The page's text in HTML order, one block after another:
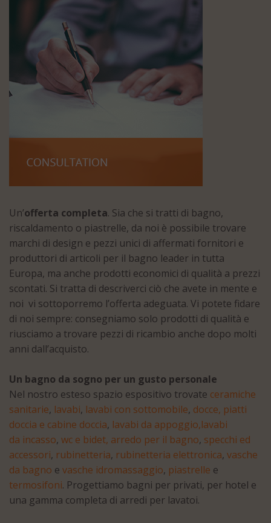
Un’offerta completa. Sia che si tratti di bagno,
riscaldamento o piastrelle, da noi è possibile trovare
marchi di design e pezzi unici di affermati fornitori e
produttori di articoli per il bagno leader in tutta
Europa, ma anche prodotti economici di qualità a prezzi
scontati. Si tratta di descriverci ciò che avete in mente e
noi vi sottoporremo l’offerta adeguata. Vi potete fidare
di noi sempre: consegniamo solo prodotti di qualità e
riusciamo a trovare pezzi di ricambio anche dopo molti
anni dall’acquisto.
Un bagno da sogno per un gusto personale
Nel nostro esteso spazio espositivo trovate ceramiche
sanitarie, lavabi, lavabi con sottomobile, docce, piatti
doccia e cabine doccia, lavabi da appoggio,lavabi
da incasso, wc e bidet, arredo per il bagno, specchi ed
accessori, rubinetteria, rubinetteria elettronica, vasche
da bagno e vasche idromassaggio, piastrelle e
termosifoni. Progettiamo bagni per privati, per hotel e
una gamma completa di arredi per lavatoi.